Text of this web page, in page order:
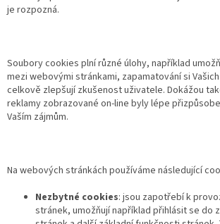
je rozpozná.
Soubory cookies plní různé úlohy, například
mezi webovými stránkami, zapamatování si
celkově zlepšují zkušenost uživatele. Dokážou
reklamy zobrazované on-line byly lépe
Vaším zájmům.
Na webových stránkách používáme následující
Nezbytné cookies: jsou zapotřebí k
stránek, umožňují například přihlásit se do